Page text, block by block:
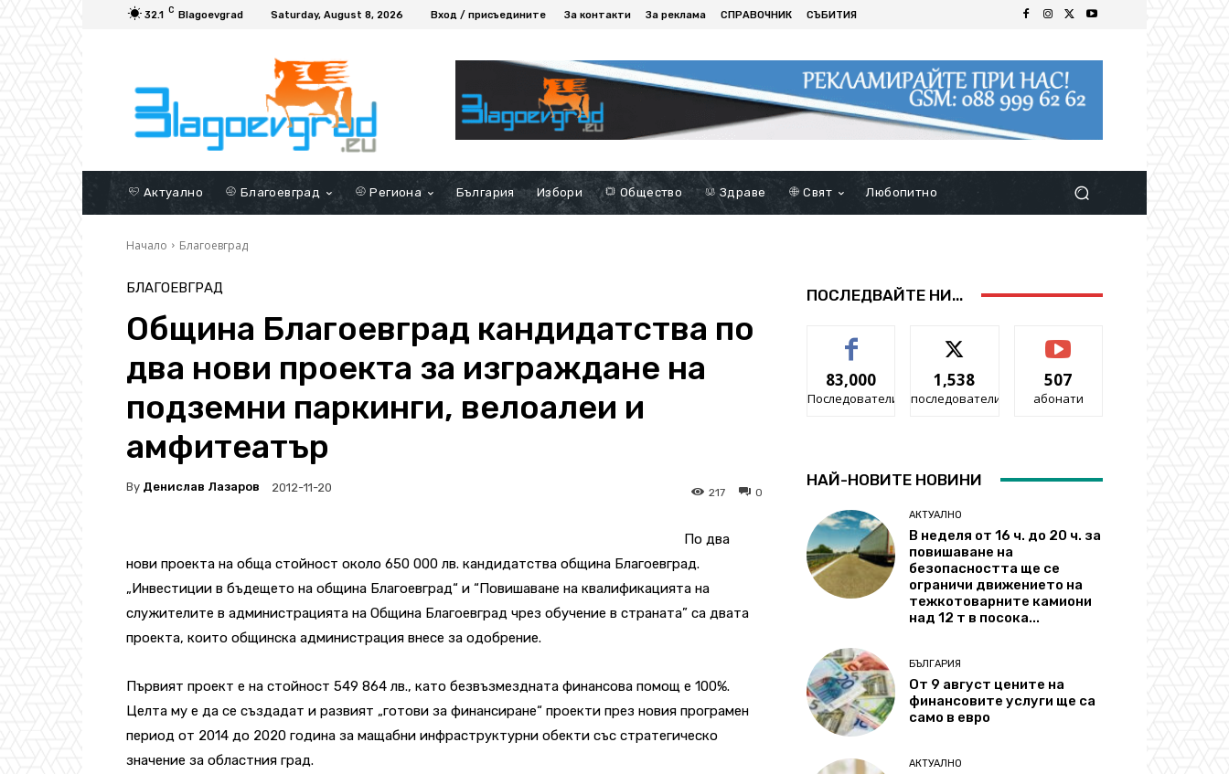
32.1 C Blagoevgrad Saturday, August 8, 2026 Вход / присъедините За контакти За реклама СПРАВОЧНИК СЪБИТИЯ
Актуално Благоевград Региона България Избори Общество Здраве Свят Любопитно
Начало Благоевград
БЛАГОЕВГРАД
Община Благоевград кандидатства по
два нови проекта за изграждане на
подземни паркинги, велоалеи и
амфитеатър
By Денислав Лазаров 2012-11-20 0
217
По два
нови проекта на обща стойност около 650 000 лв. кандидатства община Благоевград.
„Инвестиции в бъдещето на община Благоевград“ и “Повишаване на квалификацията на
служителите в администрацията на Община Благоевград чрез обучение в страната” са двата
проекта, които общинска администрация внесе за одобрение.
Първият проект е на стойност 549 864 лв., като безвъзмездната финансова помощ е 100%.
Целта му е да се създадат и развият „готови за финансиране“ проекти през новия програмен
период от 2014 до 2020 година за мащабни инфраструктурни обекти със стратегическо
значение за областния град.
ПОСЛЕДВАЙТЕ НИ...
83,000
Последователи
1,538
последователи
507
абонати
НАЙ-НОВИТЕ НОВИНИ
АКТУАЛНО
В неделя от 16 ч. до 20 ч. за
повишаване на
безопасността ще се
ограничи движението на
тежкотоварните камиони
над 12 т в посока...
БЪЛГАРИЯ
От 9 август цените на
финансовите услуги ще са
само в евро
АКТУАЛНО